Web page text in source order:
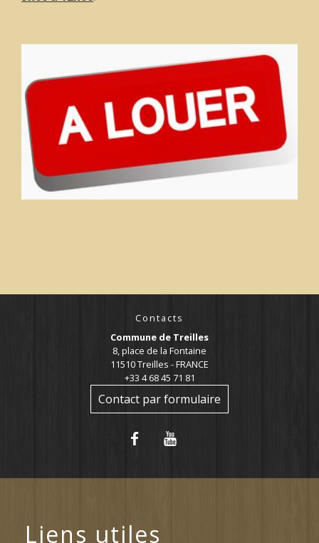
Contacts
Commune de Treilles
8, place de la Fontaine
11510 Treilles - FRANCE
+33 4 68 45 71 81
Contact par formulaire
Liens utiles